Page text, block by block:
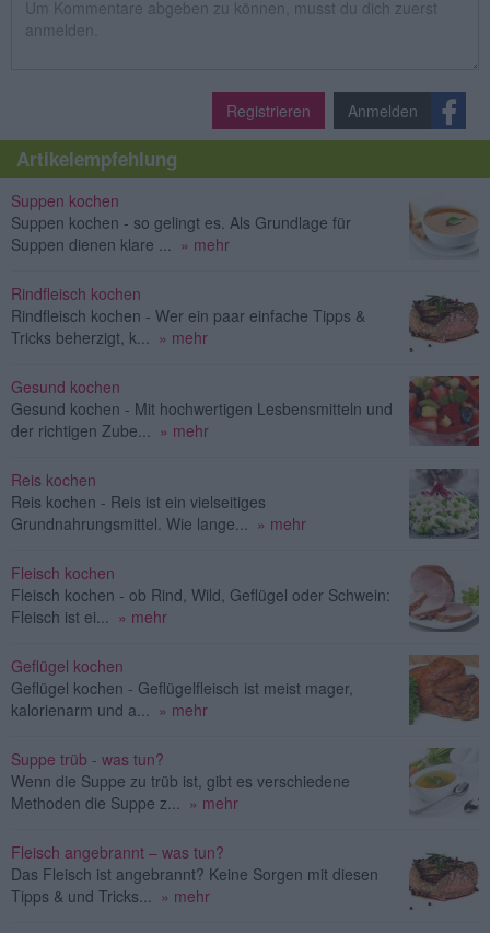
Registrieren Anmelden
Artikelempfehlung
Suppen kochen
Suppen kochen - so gelingt es. Als Grundlage für
Suppen dienen klare ...
» mehr
Rindfleisch kochen
Rindfleisch kochen - Wer ein paar einfache Tipps &
Tricks beherzigt, k...
» mehr
Gesund kochen
Gesund kochen - Mit hochwertigen Lesbensmitteln und
der richtigen Zube...
» mehr
Reis kochen
Reis kochen - Reis ist ein vielseitiges
Grundnahrungsmittel. Wie lange...
» mehr
Fleisch kochen
Fleisch kochen - ob Rind, Wild, Geflügel oder Schwein:
Fleisch ist ei...
» mehr
Geflügel kochen
Geflügel kochen - Geflügelfleisch ist meist mager,
kalorienarm und a...
» mehr
Suppe trüb - was tun?
Wenn die Suppe zu trüb ist, gibt es verschiedene
Methoden die Suppe z...
» mehr
Fleisch angebrannt – was tun?
Das Fleisch ist angebrannt? Keine Sorgen mit diesen
Tipps & und Tricks...
» mehr